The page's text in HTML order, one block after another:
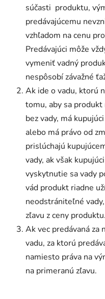
súčasti produktu,
predávajúcemu
vzhľadom na cenu
Predávajúci môže
vymeniť vadný
nespôsobí závažné
Ak ide o vadu, ktorú
tomu, aby sa
bez vady, má
alebo má právo od
prislúchajú
vady, ak však
vyskytnutie sa vady
vád produkt riadne
neodstrániteľné
zľavu z ceny produktu.
Ak vec predávaná za
vadu, za ktorú
namiesto práva na
na primeranú zľavu.